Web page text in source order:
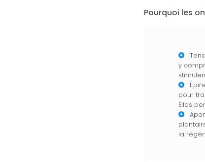
Pourquoi les
y
pour
Elles
la